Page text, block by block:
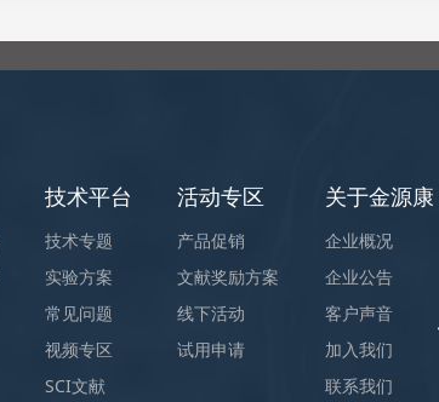
技术平台
技术专题
实验方案
常见问题
视频专区
SCI文献
活动专区
产品促销
文献奖励方案
线下活动
试用申请
关于金源康
企业概况
企业公告
客户声音
加入我们
联系我们